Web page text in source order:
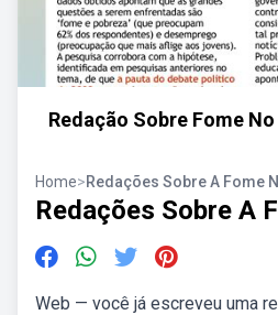
Redação Sobre Fome No
Home>Redações Sobre A Fome
Redações Sobre A
Web — você já escreveu uma